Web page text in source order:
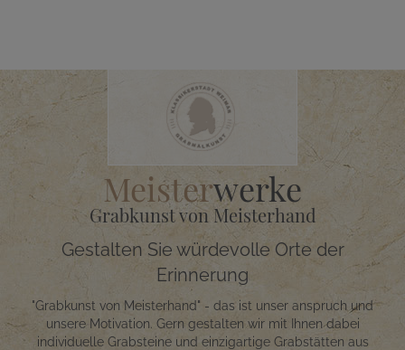
Meisterwerke
Grabkunst von Meisterhand
Gestalten Sie würdevolle Orte der
Erinnerung
"Grabkunst von Meisterhand" - das ist unser anspruch und
unsere Motivation. Gern gestalten wir mit Ihnen dabei
individuelle Grabsteine und einzigartige Grabstätten aus